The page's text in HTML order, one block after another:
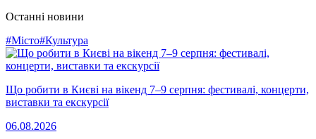
Останні новини
#Місто#Культура
Що робити в Києві на вікенд 7–9 серпня: фестивалі, концерти,
виставки та екскурсії
06.08.2026